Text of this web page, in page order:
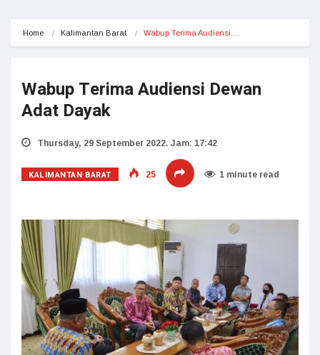
Home Kalimantan Barat Wabup Terima Audiensi…
Wabup Terima Audiensi Dewan
Adat Dayak
Thursday, 29 September 2022. Jam: 17:42
KALIMANTAN BARAT 25 1 minute read